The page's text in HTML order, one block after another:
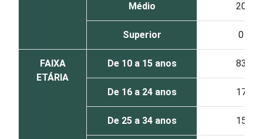
Médio 20
Superior 0
FAIXA
ETÁRIA
De 10 a 15 anos 83
De 16 a 24 anos 17
De 25 a 34 anos 15